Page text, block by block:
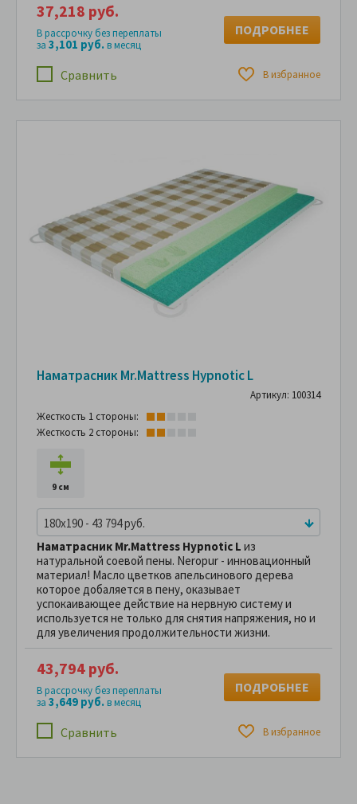
Сравнить В избранное
37,218 руб.
В рассрочку без переплаты
за 3,101 руб.в месяц
ПОДРОБНЕЕ
Наматрасник Mr.Mattress Hypnotic L
Артикул: 100314
Жесткость 1 стороны:
Жесткость 2 стороны:
9 см
180x190 - 43 794 руб.
Наматрасник Mr.Mattress Hypnotic L из
натуральной соевой пены. Neropur - инновационный
материал! Масло цветков апельсинового дерева
которое добаляется в пену, оказывает
успокаивающее действие на нервную систему и
используется не только для снятия напряжения, но и
для увеличения продолжительности жизни.
Сравнить В избранное
43,794 руб.
В рассрочку без переплаты
за 3,649 руб.в месяц
ПОДРОБНЕЕ